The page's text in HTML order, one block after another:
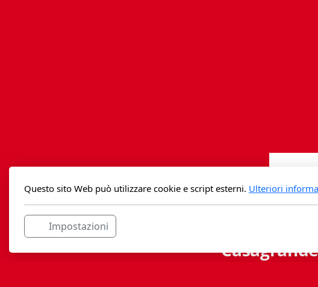
Questo sito Web può utilizzare cookie e script esterni. Ulteriori
Impostazioni